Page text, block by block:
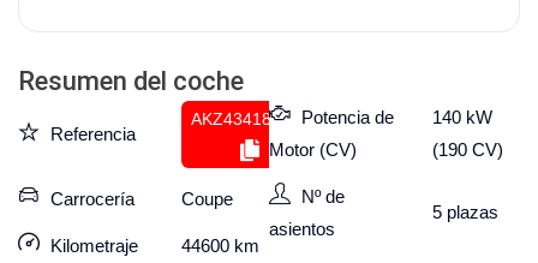
Resumen del coche
Referencia
AKZ434189460
Carrocería Coupe
Kilometraje 44600 km
Potencia de
Motor (CV)
140 kW
(190 CV)
Nº de
asientos
5 plazas